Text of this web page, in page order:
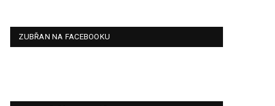
ZUBŘAN NA FACEBOOKU